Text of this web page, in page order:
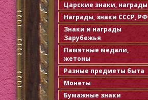
Царские знаки, награды
Награды, знаки СССР, РФ
Знаки и награды
Зарубежья
Памятные медали,
жетоны
Разные предметы быта
Монеты
Бумажные знаки